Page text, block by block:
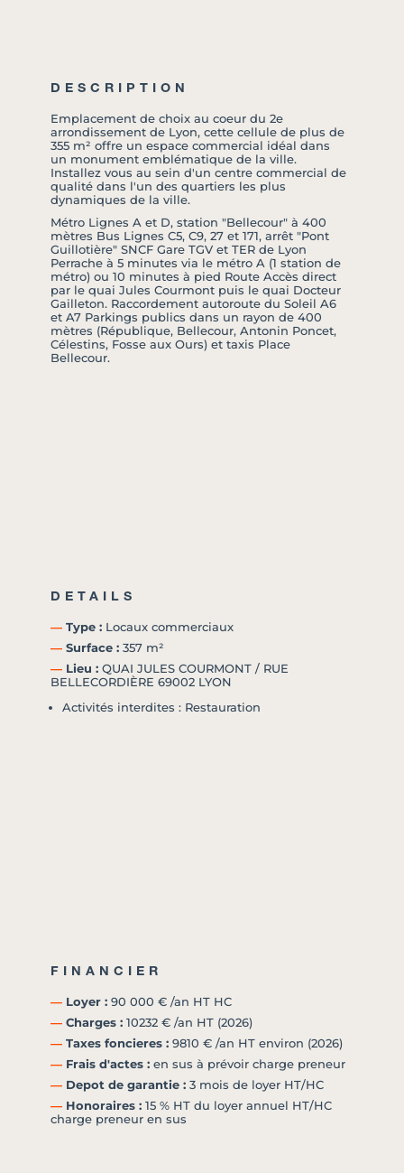
DESCRIPTION
Emplacement de choix au coeur du 2e
arrondissement de Lyon, cette cellule de plus de
355 m² offre un espace commercial idéal dans
un monument emblématique de la ville.
Installez vous au sein d'un centre commercial de
qualité dans l'un des quartiers les plus
dynamiques de la ville.
Métro Lignes A et D, station "Bellecour" à 400
mètres Bus Lignes C5, C9, 27 et 171, arrêt "Pont
Guillotière" SNCF Gare TGV et TER de Lyon
Perrache à 5 minutes via le métro A (1 station de
métro) ou 10 minutes à pied Route Accès direct
par le quai Jules Courmont puis le quai Docteur
Gailleton. Raccordement autoroute du Soleil A6
et A7 Parkings publics dans un rayon de 400
mètres (République, Bellecour, Antonin Poncet,
Célestins, Fosse aux Ours) et taxis Place
Bellecour.
DETAILS
― Type : Locaux commerciaux
― Surface : 357 m²
― Lieu : QUAI JULES COURMONT / RUE
BELLECORDIÈRE 69002 LYON
Activités interdites : Restauration
FINANCIER
― Loyer : 90 000 € /an HT HC
― Charges : 10232 € /an HT (2026)
― Taxes foncieres : 9810 € /an HT environ (2026)
― Frais d'actes : en sus à prévoir charge preneur
― Depot de garantie : 3 mois de loyer HT/HC
― Honoraires : 15 % HT du loyer annuel HT/HC
charge preneur en sus